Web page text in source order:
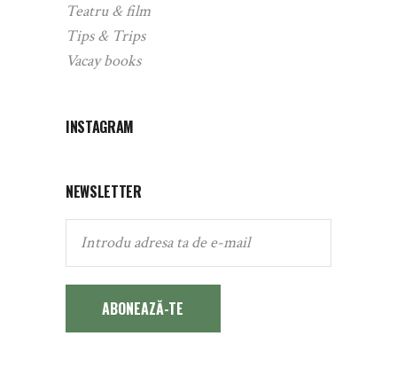
Teatru & film
Tips & Trips
Vacay books
INSTAGRAM
NEWSLETTER
ABONEAZĂ-TE